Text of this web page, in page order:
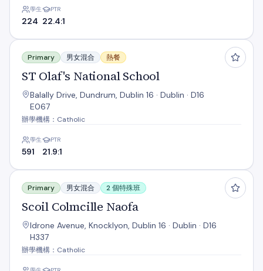
學生
224
PTR
22.4:1
ST Olaf's National School
Primary 男女混合 熱餐
ST Olaf's National School
Balally Drive, Dundrum, Dublin 16 · Dublin · D16
E067
辦學機構：Catholic
學生
591
PTR
21.9:1
Scoil Colmcille Naofa
Primary 男女混合 2 個特殊班
Scoil Colmcille Naofa
Idrone Avenue, Knocklyon, Dublin 16 · Dublin · D16
H337
辦學機構：Catholic